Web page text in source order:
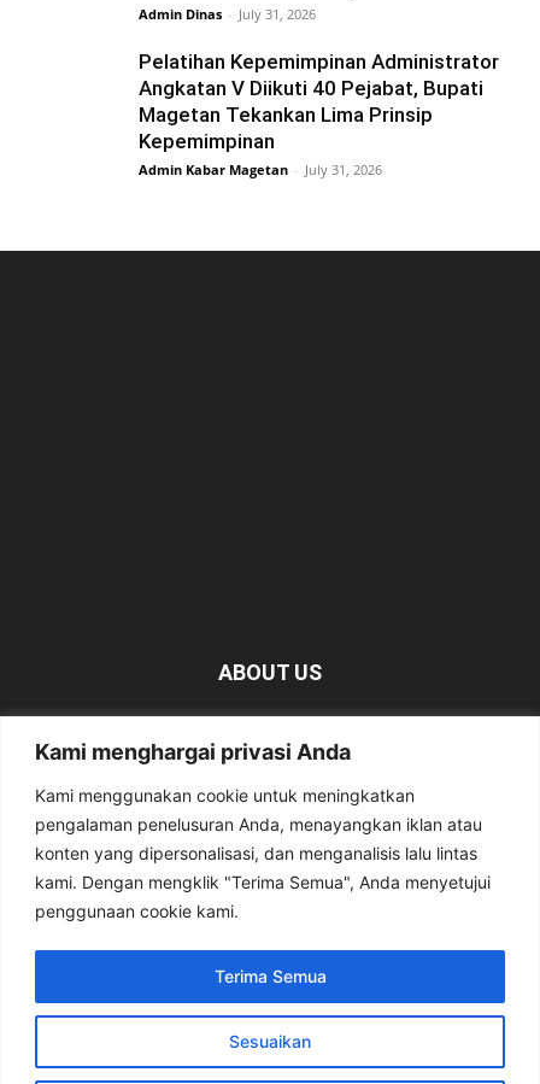
Kami menghargai privasi Anda
Kami menggunakan cookie untuk meningkatkan
pengalaman penelusuran Anda, menayangkan iklan atau
konten yang dipersonalisasi, dan menganalisis lalu lintas
kami. Dengan mengklik "Terima Semua", Anda menyetujui
penggunaan cookie kami.
Sesuaikan
Terima Semua
Admin Dinas - July 31, 2026
Pelatihan Kepemimpinan Administrator
Angkatan V Diikuti 40 Pejabat, Bupati
Magetan Tekankan Lima Prinsip
Kepemimpinan
Admin Kabar Magetan - July 31, 2026
ABOUT US
berita tentang Magetan yang bersumber dari berbagai
Contact us:kabarmagetan@gmail.com
FOLLOW US